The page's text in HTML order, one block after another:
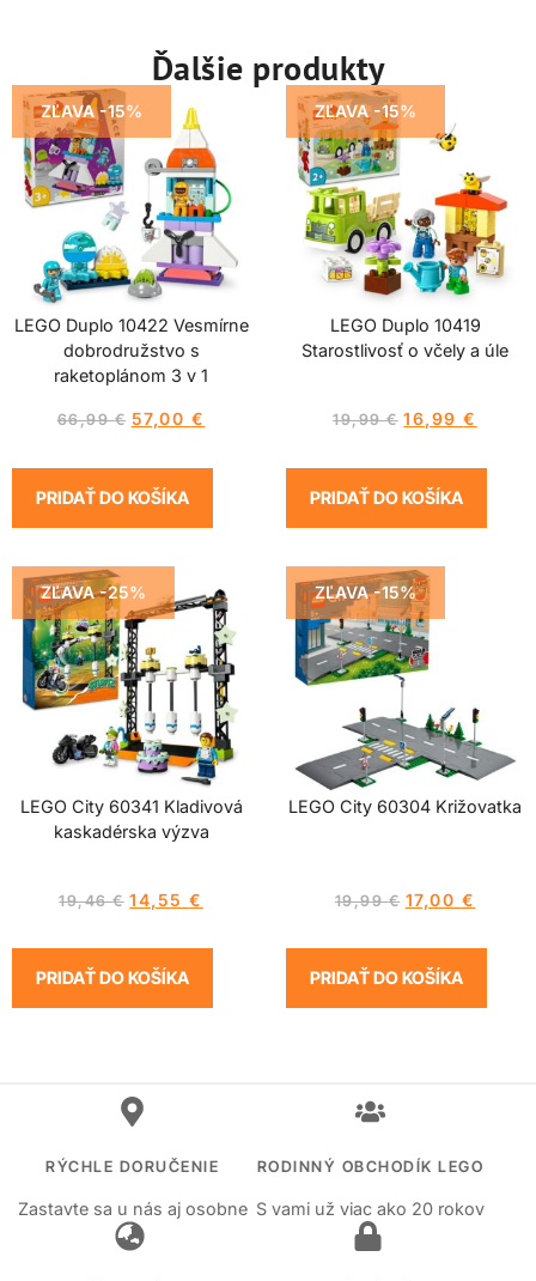
Ďalšie produkty
ZĽAVA -15%
LEGO Duplo 10422 Vesmírne
dobrodružstvo s
raketoplánom 3 v 1
66,99€ 57,00 €
PRIDAŤ DO KOŠÍKA
ZĽAVA -15%
LEGO Duplo 10419
Starostlivosť o včely a úle
19,99€ 16,99€
PRIDAŤ DO KOŠÍKA
ZĽAVA -25%
LEGO City 60341 Kladivová
kaskadérska výzva
19,46€ 14,55€
PRIDAŤ DO KOŠÍKA
ZĽAVA -15%
LEGO City 60304 Križovatka
19,99€ 17,00 €
PRIDAŤ DO KOŠÍKA
RÝCHLE DORUČENIE
Zastavte sa u nás aj osobne
RODINNÝ OBCHODÍK LEGO
S vami už viac ako 20 rokov